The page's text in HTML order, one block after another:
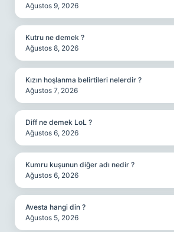
Ağustos 9, 2026
Kutru ne demek ?
Ağustos 8, 2026
Kızın hoşlanma belirtileri nelerdir ?
Ağustos 7, 2026
Diff ne demek LoL ?
Ağustos 6, 2026
Kumru kuşunun diğer adı nedir ?
Ağustos 6, 2026
Avesta hangi din ?
Ağustos 5, 2026